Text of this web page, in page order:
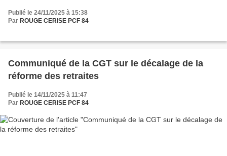
Publié le 24/11/2025 à 15:38
Par ROUGE CERISE PCF 84
Communiqué de la CGT sur le décalage de la
réforme des retraites
Publié le 14/11/2025 à 11:47
Par ROUGE CERISE PCF 84